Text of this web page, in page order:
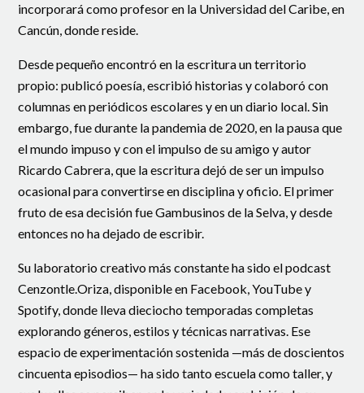
incorporará como profesor en la Universidad del Caribe, en
Cancún, donde reside.
Desde pequeño encontró en la escritura un territorio
propio: publicó poesía, escribió historias y colaboró con
columnas en periódicos escolares y en un diario local. Sin
embargo, fue durante la pandemia de 2020, en la pausa que
el mundo impuso y con el impulso de su amigo y autor
Ricardo Cabrera, que la escritura dejó de ser un impulso
ocasional para convertirse en disciplina y oficio. El primer
fruto de esa decisión fue Gambusinos de la Selva, y desde
entonces no ha dejado de escribir.
Su laboratorio creativo más constante ha sido el podcast
Cenzontle.Oriza, disponible en Facebook, YouTube y
Spotify, donde lleva dieciocho temporadas completas
explorando géneros, estilos y técnicas narrativas. Ese
espacio de experimentación sostenida —más de doscientos
cincuenta episodios— ha sido tanto escuela como taller, y